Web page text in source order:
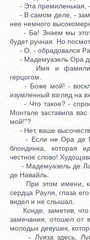
- Эта премиленькая, -
- В самом деле, -
нее немного
- Ба! Знаем мы этот
будет ручная. Но
- О, - обрадовался
- Мадемуазель Ора де
Имя и фамилия
герцогом.
- Боже мой! -
изумленный взгляд на
- Что такое? -
Монтале заставила вас
мой!"?
- Нет, ваше
- Если не Ора де
блондинка, которая
честное слово!
- Мадемуазель де Ла
де Навайль.
При этом имени,
сердца Рауля, глаза
видел и не слышал.
Конде, заметив, что
замечания, отошел от
молодых девушек,
- Луиза здесь,